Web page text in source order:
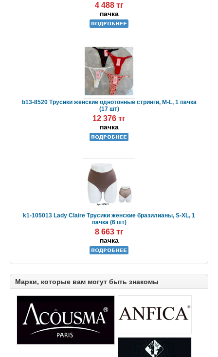
4 488 тг
пачка
b13-8520 Трусики женские однотонные стринги, M-L, 1 пачка
(17 шт)
12 376 тг
пачка
k1-105013 Lady Claire Трусики женские бразилианы, S-XL, 1
пачка (6 шт)
8 663 тг
пачка
Марки, которые вам могут быть знакомы